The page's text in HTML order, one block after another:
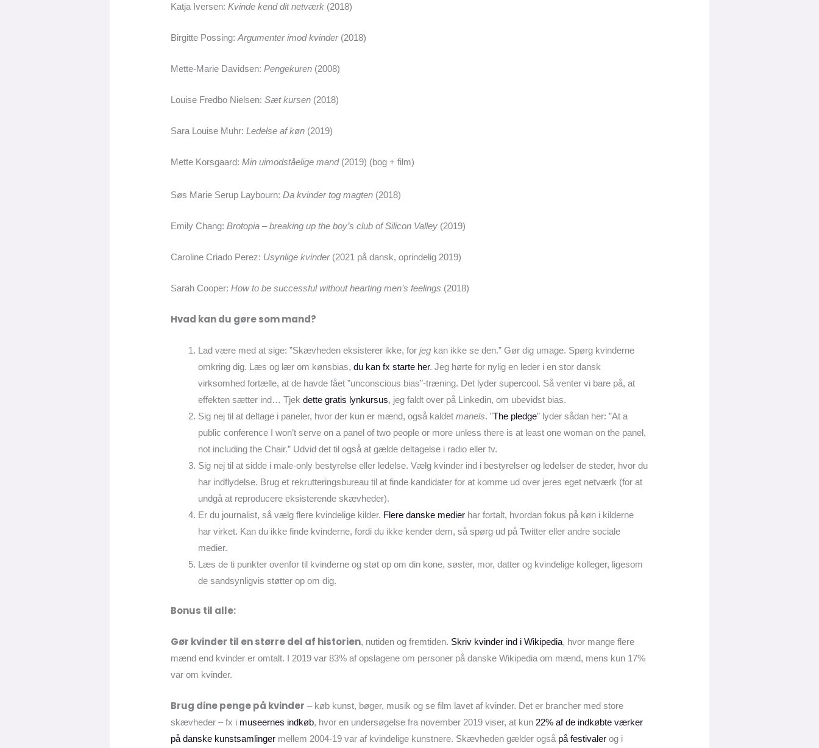
Katja Iversen:Kvinde kend dit netværk (2018)
Birgitte Possing:Argumenter imod kvinder(2018)
Mette-Marie Davidsen:Pengekuren (2008)
Louise Fredbo Nielsen:Sæt kursen (2018)
Sara Louise Muhr:Ledelse af køn (2019)
Mette Korsgaard:Min uimodståelige mand (2019) (bog + film)
Søs Marie Serup Laybourn:Da kvinder tog magten (2018)
Emily Chang:Brotopia – breaking up the boy’s club of Silicon Valley (2019)
Caroline Criado Perez: Usynlige kvinder(2021 på dansk, oprindelig 2019)
Sarah Cooper:How to be successful without hearting men’s feelings (2018)
Hvad kan du gøre som mand?
Lad være med at sige: ”Skævheden eksisterer ikke, forjeg kan ikke se den.” Gør dig umage. Spørg kvinderne
omkring dig. Læs og lær om kønsbias, du kan fx starte her. Jeg hørte for nylig en leder i en stor dansk
virksomhed fortælle, at de havde fået ”unconscious bias”-træning. Det lyder supercool. Så venter vi bare på, at
effekten sætter ind… Tjekdette gratis lynkursus, jeg faldt over på Linkedin, om ubevidst bias.
Sig nej til at deltage i paneler, hvor der kun er mænd, også kaldetmanels. ”The pledge” lyder sådan her: ”At a
public conference I won’t serve on a panel of two people or more unless there is at least one woman on the panel,
not including the Chair.” Udvid det til også at gælde deltagelse i radio eller tv.
Sig nej til at sidde i male-only bestyrelse eller ledelse. Vælg kvinder ind i bestyrelser og ledelser de steder, hvor du
har indflydelse. Brug et rekrutteringsbureau til at finde kandidater for at komme ud over jeres eget netværk (for at
undgå at reproducere eksisterende skævheder).
Er du journalist, så vælg flere kvindelige kilder. Flere danske medier har fortalt, hvordan fokus på køn i kilderne
har virket. Kan du ikke finde kvinderne, fordi du ikke kender dem, så spørg ud på Twitter eller andre sociale
medier.
Læs de ti punkter ovenfor til kvinderne og støt op om din kone, søster, mor, datter og kvindelige kolleger, ligesom
de sandsynligvis støtter op om dig.
Bonus til alle:
Gør kvinder til en større del af historien, nutiden og fremtiden. Skriv kvinder ind i Wikipedia, hvor mange flere
mænd end kvinder er omtalt. I 2019 var 83% af opslagene om personer på danske Wikipedia om mænd, mens kun 17%
var om kvinder.
Brug dine penge på kvinder – køb kunst, bøger, musik og se film lavet af kvinder. Det er brancher med store
skævheder – fx i museernes indkøb, hvor en undersøgelse fra november 2019 viser, at kun 22% af de indkøbte værker
på danske kunstsamlinger mellem 2004-19 var af kvindelige kunstnere. Skævheden gælder også på festivaler og i